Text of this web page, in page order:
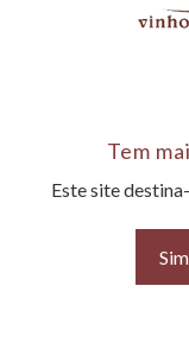
Tem
Este site
Sim